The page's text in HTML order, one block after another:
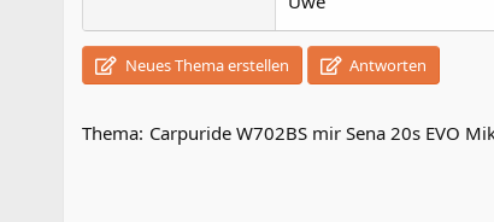
Neues Thema erstellen Antworten
Thema: Carpuride W702BS mir Sena 20s EVO